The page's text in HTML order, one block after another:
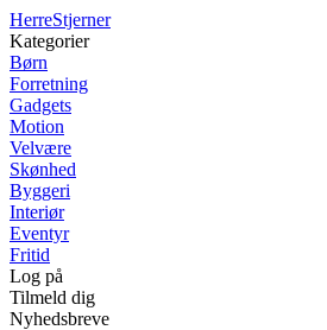
HerreStjerner
Kategorier
Børn
Forretning
Gadgets
Motion
Velvære
Skønhed
Byggeri
Interiør
Eventyr
Fritid
Log på
Tilmeld dig
Nyhedsbreve